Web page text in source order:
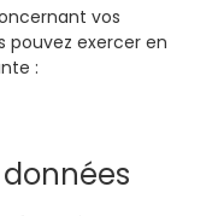
vos
pouvez exercer en
: